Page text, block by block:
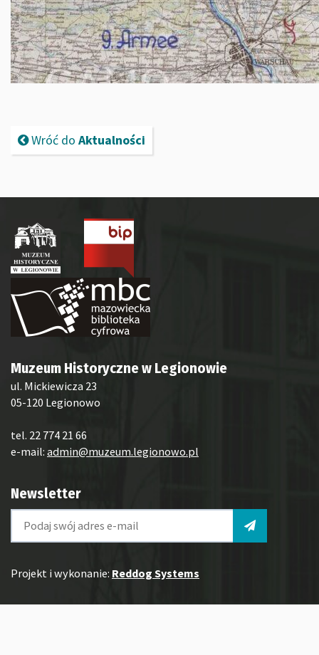
Wróć do Aktualności
Muzeum Historyczne w Legionowie
ul. Mickiewicza 23
05-120 Legionowo
tel. 22 774 21 66
e-mail: admin@muzeum.legionowo.pl
Newsletter
Projekt i wykonanie: Reddog Systems